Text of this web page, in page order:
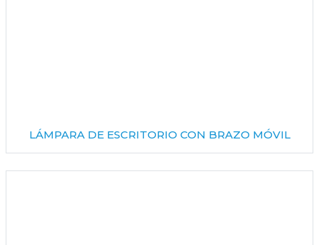
LÁMPARA DE ESCRITORIO CON BRAZO MÓVIL